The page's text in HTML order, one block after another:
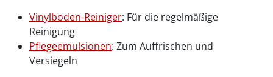
Vinylboden-Reiniger: Für die regelmäßige
Reinigung
Pflegeemulsionen: Zum Auffrischen und
Versiegeln